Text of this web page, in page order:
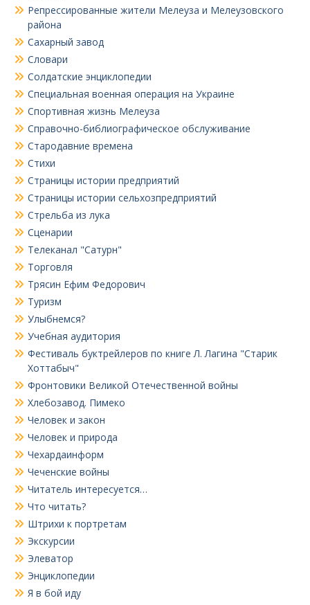
Репрессированные жители Мелеуза и Мелеузовского
района
Сахарный завод
Словари
Солдатские энциклопедии
Специальная военная операция на Украине
Спортивная жизнь Мелеуза
Справочно-библиографическое обслуживание
Стародавние времена
Стихи
Страницы истории предприятий
Страницы истории сельхозпредприятий
Стрельба из лука
Сценарии
Телеканал "Сатурн"
Торговля
Трясин Ефим Федорович
Туризм
Улыбнемся?
Учебная аудитория
Фестиваль буктрейлеров по книге Л. Лагина "Старик
Хоттабыч"
Фронтовики Великой Отечественной войны
Хлебозавод. Пимеко
Человек и закон
Человек и природа
Чехардаинформ
Чеченские войны
Читатель интересуется…
Что читать?
Штрихи к портретам
Экскурсии
Элеватор
Энциклопедии
Я в бой иду